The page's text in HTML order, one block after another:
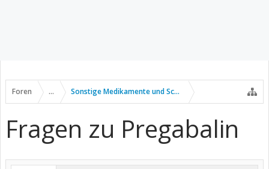
Foren ... Sonstige Medikamente und Schmerztherapie
Fragen zu Pregabalin